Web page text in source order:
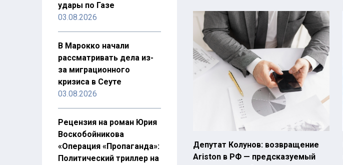
удары по Газе
03.08.2026
В Марокко начали
рассматривать дела из-
за миграционного
кризиса в Сеуте
03.08.2026
Рецензия на роман Юрия
Воскобойникова
«Операция «Пропаганда»:
Политический триллер на
Депутат Колунов: возвращение
Ariston в РФ — предсказуемый